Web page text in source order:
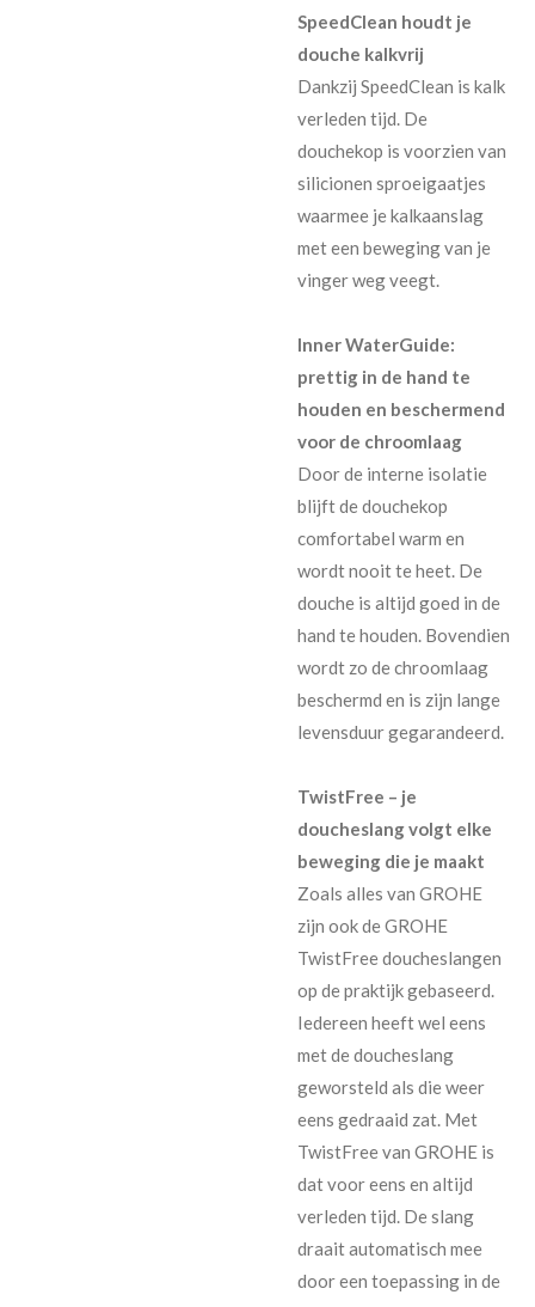
SpeedClean houdt je
douche kalkvrij
Dankzij SpeedClean is kalk
verleden tijd. De
douchekop is voorzien van
silicionen sproeigaatjes
waarmee je kalkaanslag
met een beweging van je
vinger weg veegt.
Inner WaterGuide:
prettig in de hand te
houden en beschermend
voor de chroomlaag
Door de interne isolatie
blijft de douchekop
comfortabel warm en
wordt nooit te heet. De
douche is altijd goed in de
hand te houden. Bovendien
wordt zo de chroomlaag
beschermd en is zijn lange
levensduur gegarandeerd.
TwistFree – je
doucheslang volgt elke
beweging die je maakt
Zoals alles van GROHE
zijn ook de GROHE
TwistFree doucheslangen
op de praktijk gebaseerd.
Iedereen heeft wel eens
met de doucheslang
geworsteld als die weer
eens gedraaid zat. Met
TwistFree van GROHE is
dat voor eens en altijd
verleden tijd. De slang
draait automatisch mee
door een toepassing in de